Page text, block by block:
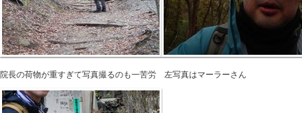
院長の荷物が重すぎて写真撮るのも一苦労 左写真はマーラーさん